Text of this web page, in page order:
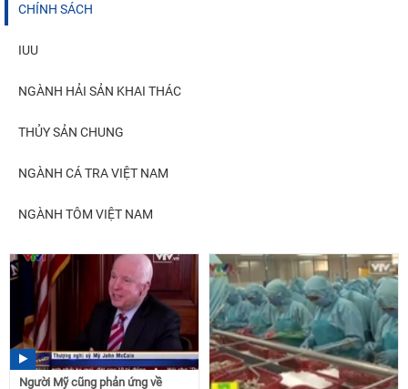
CHÍNH SÁCH
IUU
NGÀNH HẢI SẢN KHAI THÁC
THỦY SẢN CHUNG
NGÀNH CÁ TRA VIỆT NAM
NGÀNH TÔM VIỆT NAM
Người Mỹ cũng phản ứng về